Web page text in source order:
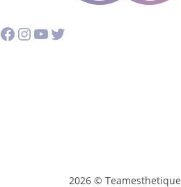
Facebook
Instagram
YouTube
Twitter
2026 © Teamesthetique